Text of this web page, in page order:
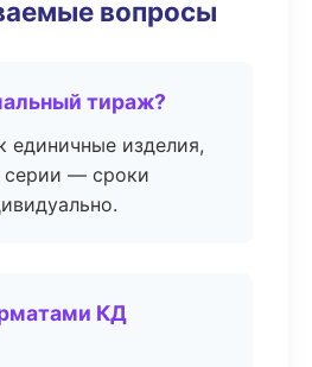
вопросы
тираж?
единичные изделия,
серии — сроки
КД